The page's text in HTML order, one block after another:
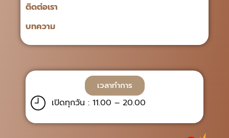
ติดต่อเรา
บทความ
เวลาทำการ
เปิดทุกวัน : 11.00 – 20.00